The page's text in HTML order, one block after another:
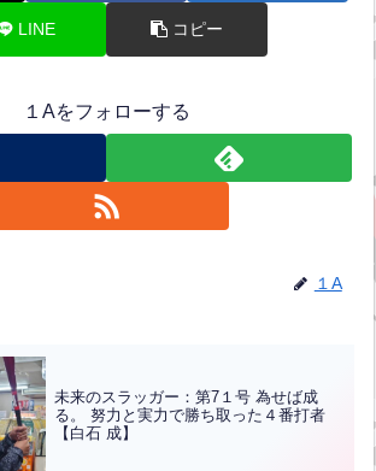
LINE コピー
１Aをフォローする
１A
未来のスラッガー：第7１号 為せば成
る。 努力と実力で勝ち取った４番打者
【白石 成】